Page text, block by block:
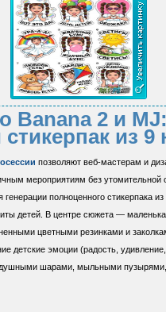
Banana 2 и
из 9
позволяют веб-мастерам и
мероприятиям без утомительной
генерации полноценного стикерпака
детей. В центре сюжета —
цветными резинками и
детские эмоции (радость,
шарами, мыльными